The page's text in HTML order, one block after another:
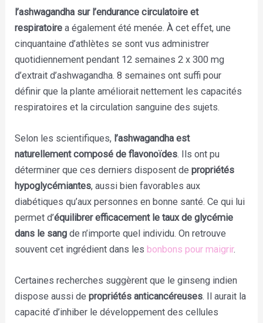
l’ashwagandha sur l’endurance circulatoire et
respiratoirea également été menée. À cet effet, une
cinquantaine d’athlètes se sont vus administrer
quotidiennement pendant 12 semaines 2 x 300 mg
d’extrait d’ashwagandha. 8 semaines ont suffi pour
définir que la plante améliorait nettement les capacités
respiratoires et la circulation sanguine des sujets.
Selon les scientifiques, l’ashwagandha est
naturellement composé de flavonoïdes. Ils ont pu
déterminer que ces derniers disposent depropriétés
hypoglycémiantes, aussi bien favorables aux
diabétiques qu’aux personnes en bonne santé. Ce qui lui
permet d’équilibrer efficacement le taux de glycémie
dans le sangde n’importe quel individu. On retrouve
souvent cet ingrédient dans lesbonbons pour maigrir.
Certaines recherches suggèrent que le ginseng indien
dispose aussi depropriétés anticancéreuses. Il aurait la
capacité d’inhiber le développement des cellules